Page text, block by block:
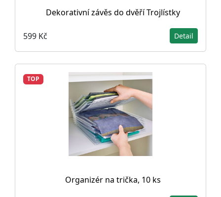
Dekorativní závěs do dvěří Trojlístky
599 Kč Detail
TOP
Organizér na trička, 10 ks